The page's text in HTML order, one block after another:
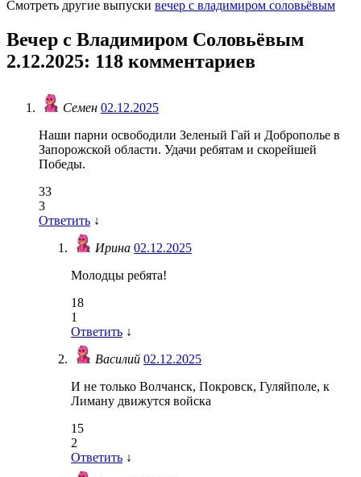
Смотреть другие выпуски вечер с владимиром соловьёвым
Вечер с Владимиром Соловьёвым
2.12.2025: 118 комментариев
Семен 02.12.2025
Наши парни освободили Зеленый Гай и Доброполье в
Запорожской области. Удачи ребятам и скорейшей
Победы.
33
3
Ответить ↓
Ирина 02.12.2025
Молодцы ребята!
18
1
Ответить ↓
Василий 02.12.2025
И не только Волчанск, Покровск, Гуляйполе, к
Лиману движутся войска
15
2
Ответить ↓